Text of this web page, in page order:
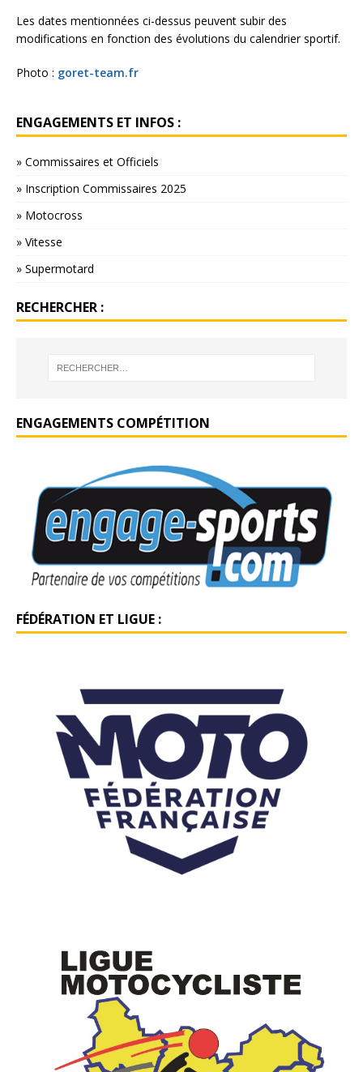
Les dates mentionnées ci-dessus peuvent subir des
modifications en fonction des évolutions du calendrier sportif.
Photo : goret-team.fr
ENGAGEMENTS ET INFOS :
» Commissaires et Officiels
» Inscription Commissaires 2025
» Motocross
» Vitesse
» Supermotard
RECHERCHER :
ENGAGEMENTS COMPÉTITION
FÉDÉRATION ET LIGUE :